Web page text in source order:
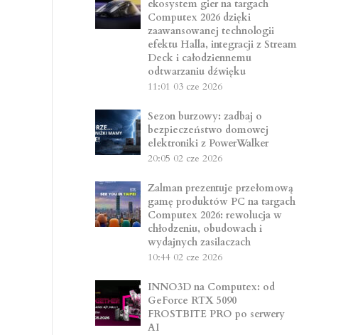
ekosystem gier na targach
Computex 2026 dzięki
zaawansowanej technologii
efektu Halla, integracji z Stream
Deck i całodziennemu
odtwarzaniu dźwięku
11:01 03 cze 2026
Sezon burzowy: zadbaj o
bezpieczeństwo domowej
elektroniki z PowerWalker
20:05 02 cze 2026
Zalman prezentuje przełomową
gamę produktów PC na targach
Computex 2026: rewolucja w
chłodzeniu, obudowach i
wydajnych zasilaczach
10:44 02 cze 2026
INNO3D na Computex: od
GeForce RTX 5090
FROSTBITE PRO po serwery
AI